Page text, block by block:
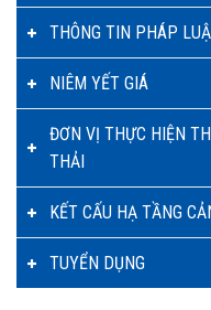
THÔNG TIN PHÁP
NIÊM YẾT GIÁ
ĐƠN VỊ THỰC HIỆN
THẢI
KẾT CẤU HẠ TẦNG
TUYỂN DỤNG